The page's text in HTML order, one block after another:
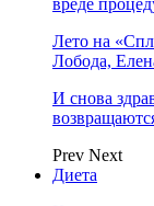
вреде
Лето на
Лобода,
И снова
Prev Next
Диета